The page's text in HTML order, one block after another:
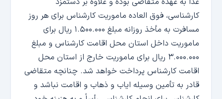
کارشناسی، فوق العاده ماموریت کارشناس برای هر روز
مسافرت به مأخذ روزانه مبلغ ۱.۵۰۰.۰۰۰ ریال برای
ماموریت داخل استان محل اقامت کارشناس و مبلغ
۳.۰۰۰.۰۰۰ ریال برای ماموریت خارج از استان محل
اقامت کارشناس پرداخت خواهد شد. چنانچه متقاضی
قادر به تأمین وسیله ایاب و ذهاب و اقامت نباشد و